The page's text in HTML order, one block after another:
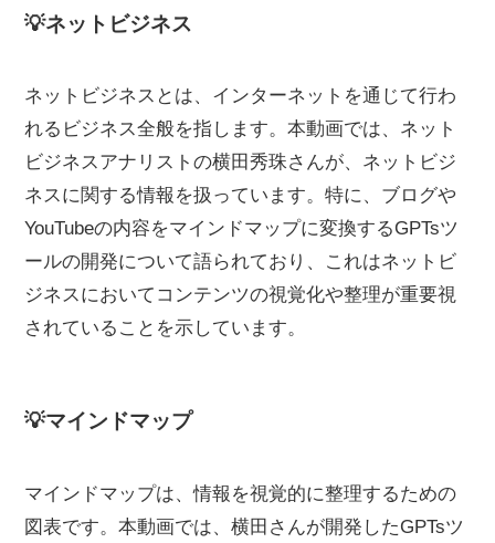
💡ネットビジネス
ネットビジネスとは、インターネットを通じて行わ
れるビジネス全般を指します。本動画では、ネット
ビジネスアナリストの横田秀珠さんが、ネットビジ
ネスに関する情報を扱っています。特に、ブログや
YouTubeの内容をマインドマップに変換するGPTsツ
ールの開発について語られており、これはネットビ
ジネスにおいてコンテンツの視覚化や整理が重要視
されていることを示しています。
💡マインドマップ
マインドマップは、情報を視覚的に整理するための
図表です。本動画では、横田さんが開発したGPTsツ